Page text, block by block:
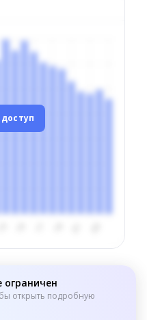
ограничен
открыть подробную